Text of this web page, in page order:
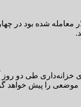
امروز سه‌شنبه ۱۶ آبان‌ماه بازار طلا شاهد سقوط آزاد قیمت اونس طلا بود.
خزانه‌داری طی دو روز
چه موضعی را پیش خواهد